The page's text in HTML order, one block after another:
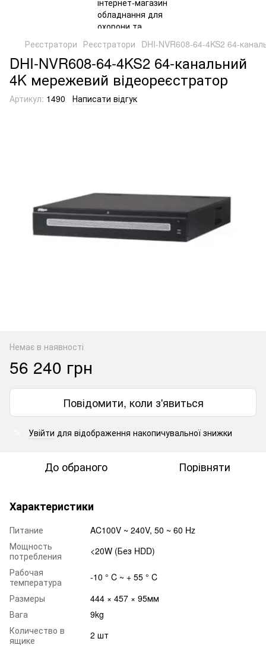
Реєстратори Реєстратори DHI-NVR608-64-4KS2 64-
DHI-NVR608-64-4KS2 64-канальний
4K мережевий відеореєстратор
Артикул: 1490 Написати відгук
Немає в наявності
56 240 грн
Повідомити, коли з'явиться
Увійти для відображення накопичувальної знижки
До обраного Порівняти
Характеристики
Питание
AC100V ~ 240V, 50 ~ 60 Hz
Мощность
потребления
<20W (Без HDD)
Рабочая
температура
-10 ° C ~ + 55 ° C
Размеры
444 × 457 × 95мм
Вага
9kg
Количество в
ящике
2 шт